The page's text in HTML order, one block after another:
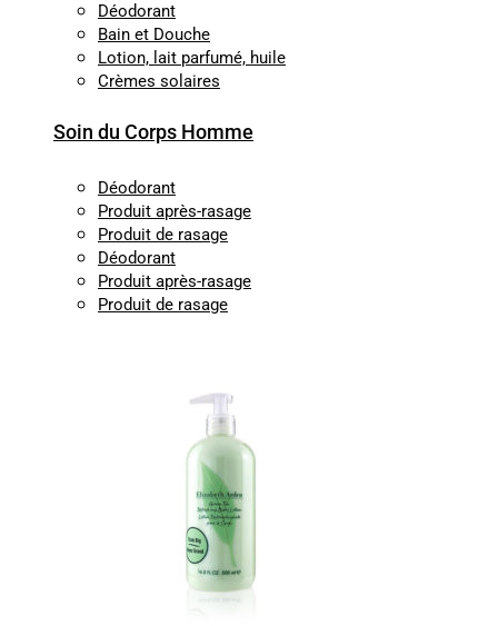
Déodorant
Bain et Douche
Lotion, lait parfumé, huile
Crèmes solaires
Soin du Corps Homme
Déodorant
Produit après-rasage
Produit de rasage
Déodorant
Produit après-rasage
Produit de rasage